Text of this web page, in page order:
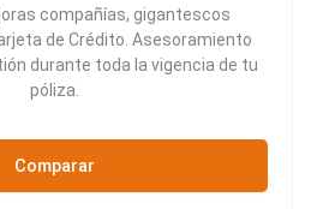
compañías, gigantescos
de Crédito. Asesoramiento
durante toda la vigencia de tu
póliza.
Comparar